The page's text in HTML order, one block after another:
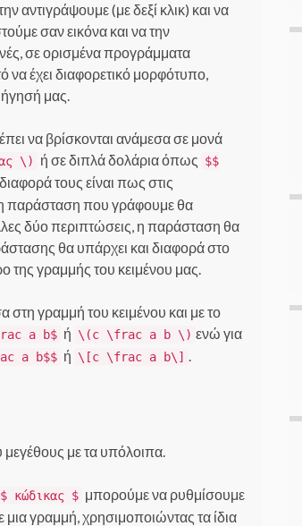
αντιγράψουμε (με δεξί κλικ) και να
σαν εικόνα και να την
σε ορισμένα προγράμματα
να έχει διαφορετικό μορφότυπο,
μας.
να βρίσκονται ανάμεσα σε μονά
\) ή σε διπλά δολάρια όπως $$
τους είναι πως στις
παράσταση που γράφουμε θα
δύο περιπτώσεις, η παράσταση θα
θα υπάρχει και διαφορά στο
της γραμμής του κειμένου μας.
στη γραμμή του κειμένου και με το
a b$ ή \(c \frac a b \) ενώ για
a b$$ ή \[c \frac a b\] .
με τα υπόλοιπα.
$ κώδικας $ μπορούμε να ρυθμίσουμε
γραμμή, χρησιμοποιώντας τα ίδια